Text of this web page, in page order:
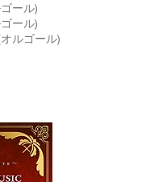
ール)
ール)
ルゴール)